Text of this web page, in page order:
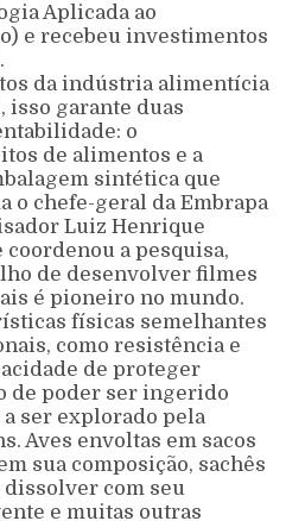
Aplicada ao
e recebeu investimentos
da indústria alimentícia
isso garante duas
o
de alimentos e a
sintética que
o chefe-geral da Embrapa
Luiz Henrique
a pesquisa,
de desenvolver filmes
é pioneiro no mundo.
físicas semelhantes
como resistência e
de proteger
de poder ser ingerido
ser explorado pela
Aves envoltas em sacos
sua composição, sachês
dissolver com seu
e muitas outras